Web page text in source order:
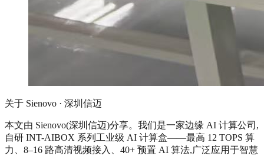
关于 Sienovo · 深圳信迈
本文由 Sienovo(深圳信迈)分享。我们是一家边缘 AI 计算公司,
自研 INT-AIBOX 系列工业级 AI 计算盒——最高 12 TOPS 算
力、8–16 路高清视频接入、40+ 预置 AI 算法,广泛应用于智慧